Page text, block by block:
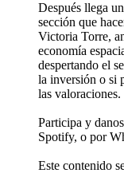
Después llega
sección que
Victoria Torre,
economía
despertando el
la inversión o si
las valoraciones.
Participa y
Spotify, o por
Este contenido